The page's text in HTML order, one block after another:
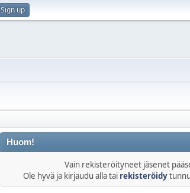
Sign up
Huom!
Vain rekisteröityneet jäsenet
Ole hyvä ja kirjaudu alla tai rekisteröidy